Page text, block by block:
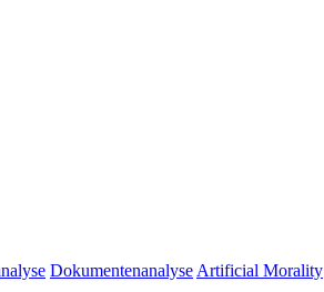
Dokumentenanalyse Artificial Morality